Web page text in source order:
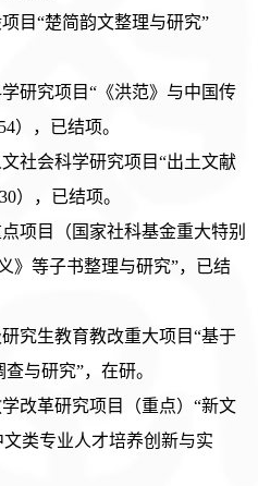
目“楚简韵文整理与研究”
研究项目“《洪范》与中国传
），已结项。
社会科学研究项目“出土文献
），已结项。
项目（国家社科基金重大特别
》等子书整理与研究”，已结
究生教育教改重大项目“基于
与研究”，在研。
改革研究项目（重点）“新文
类专业人才培养创新与实